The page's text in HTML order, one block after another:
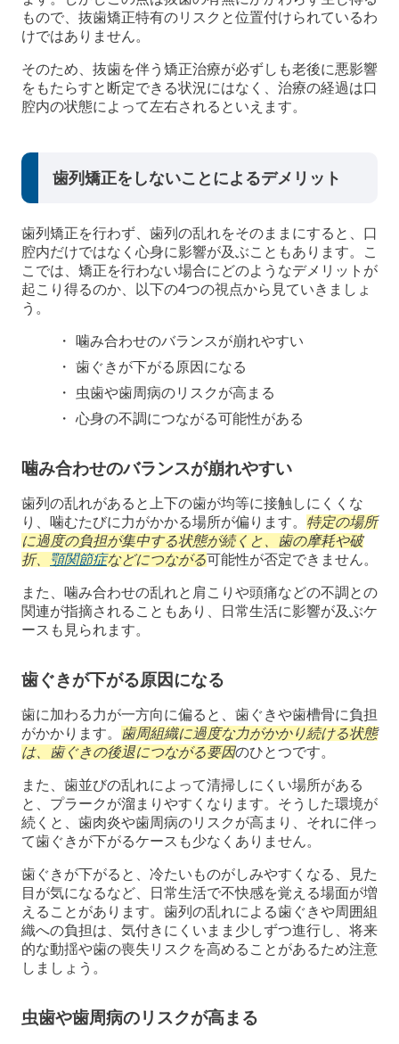
もので、抜歯矯正特有のリスクと位置付けられているわ
けではありません。
そのため、抜歯を伴う矯正治療が必ずしも老後に悪影響
をもたらすと断定できる状況にはなく、治療の経過は口
腔内の状態によって左右されるといえます。
歯列矯正をしないことによるデメリット
歯列矯正を行わず、歯列の乱れをそのままにすると、口
腔内だけではなく心身に影響が及ぶこともあります。こ
こでは、矯正を行わない場合にどのようなデメリットが
起こり得るのか、以下の4つの視点から見ていきましょ
う。
噛み合わせのバランスが崩れやすい
歯ぐきが下がる原因になる
虫歯や歯周病のリスクが高まる
心身の不調につながる可能性がある
噛み合わせのバランスが崩れやすい
歯列の乱れがあると上下の歯が均等に接触しにくくな
り、噛むたびに力がかかる場所が偏ります。 特定の場所
に過度の負担が集中する状態が続くと、歯の摩耗や破
折、 顎関節症などにつながる可能性が否定できません。
また、噛み合わせの乱れと肩こりや頭痛などの不調との
関連が指摘されることもあり、日常生活に影響が及ぶケ
ースも見られます。
歯ぐきが下がる原因になる
歯に加わる力が一方向に偏ると、歯ぐきや歯槽骨に負担
がかかります。
歯周組織に過度な力がかかり続ける状態
は、歯ぐきの後退につながる要因のひとつです。
また、歯並びの乱れによって清掃しにくい場所がある
と、プラークが溜まりやすくなります。そうした環境が
続くと、歯肉炎や歯周病のリスクが高まり、それに伴っ
て歯ぐきが下がるケースも少なくありません。
歯ぐきが下がると、冷たいものがしみやすくなる、見た
目が気になるなど、日常生活で不快感を覚える場面が増
えることがあります。歯列の乱れによる歯ぐきや周囲組
織への負担は、気付きにくいまま少しずつ進行し、将来
的な動揺や歯の喪失リスクを高めることがあるため注意
しましょう。
虫歯や歯周病のリスクが高まる